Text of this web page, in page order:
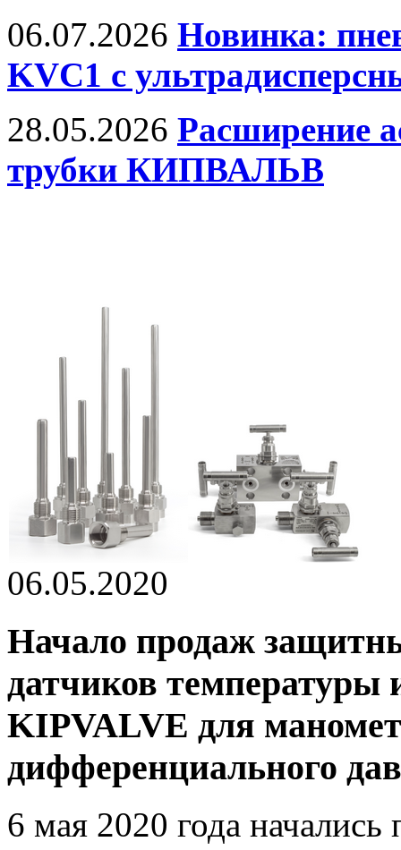
06.07.2026 Новинка:
KVC1 с
28.05.2026 Расширение
трубки КИПВАЛЬВ
06.05.2020
Начало продаж
датчиков температуры
KIPVALVE для
дифференциального
6 мая 2020 года